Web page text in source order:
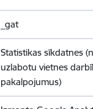
_gat
Statistikas sīkdatnes
uzlabotu vietnes
pakalpojumus)